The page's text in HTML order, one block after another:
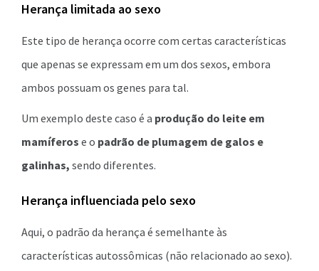
Herança limitada ao sexo
Este tipo de herança ocorre com certas características
que apenas se expressam em um dos sexos, embora
ambos possuam os genes para tal.
Um exemplo deste caso é a produção do leite em
mamíferos e o padrão de plumagem de galos e
galinhas, sendo diferentes.
Herança influenciada pelo sexo
Aqui, o padrão da herança é semelhante às
características autossômicas (não relacionado ao sexo).